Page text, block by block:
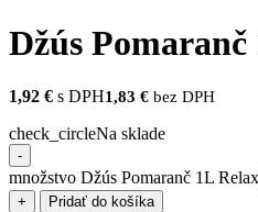
Džús Pomaranč
1,92 € s DPH1,83 € bez DPH
check_circleNa sklade
-
množstvo Džús Pomaranč 1L Relax
+ Pridať do košíka